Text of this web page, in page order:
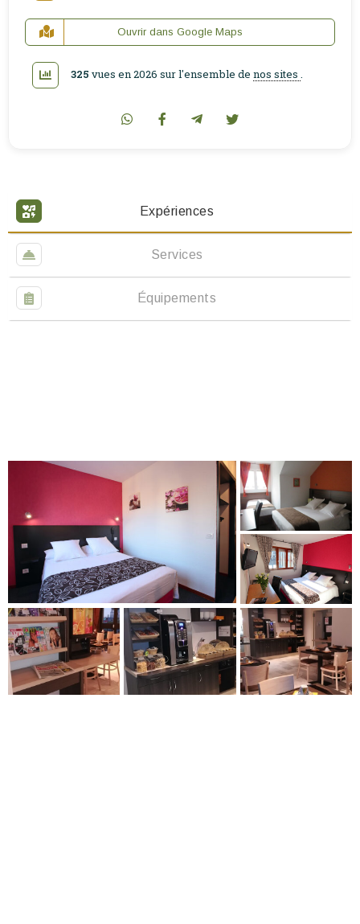
Expériences
Services
Équipements
Ouvrir dans Google Maps
325 vues en 2026 sur l'ensemble de nos sites